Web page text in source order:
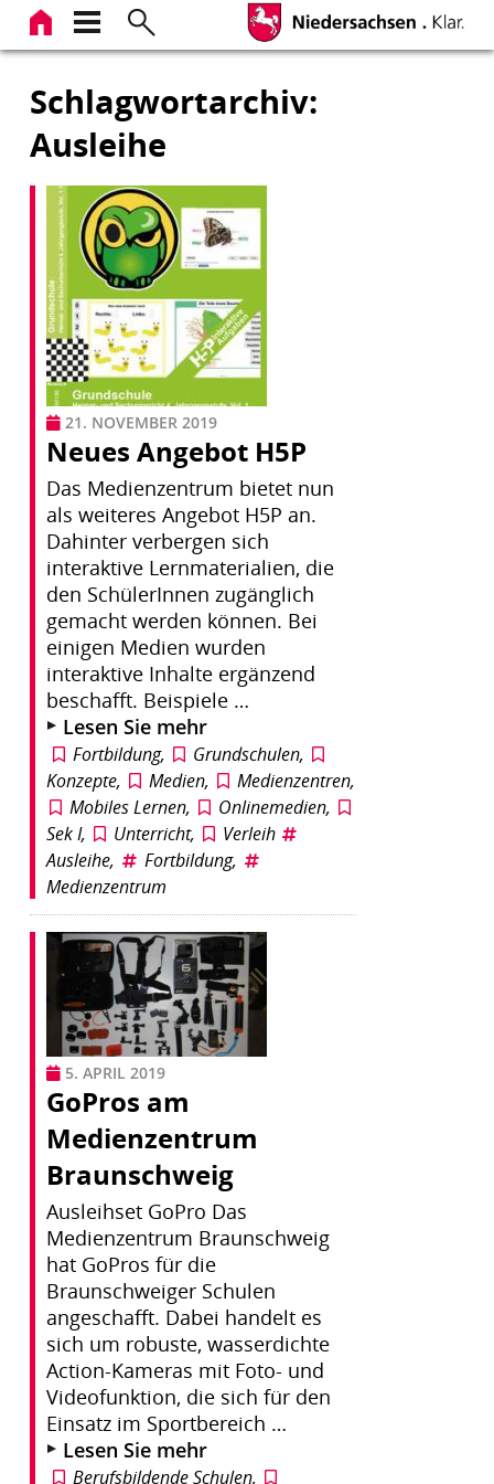
Zum
Inhalt
Schlagwortarchiv:
Ausleihe
21. NOVEMBER 2019
Neues Angebot H5P
Das Medienzentrum bietet nun
als weiteres Angebot H5P an.
Dahinter verbergen sich
interaktive Lernmaterialien, die
den SchülerInnen zugänglich
gemacht werden können. Bei
einigen Medien wurden
interaktive Inhalte ergänzend
beschafft. Beispiele …
Lesen Sie mehr
Fortbildung, Grundschulen,
Konzepte, Medien, Medienzentren,
Mobiles Lernen, Onlinemedien,
Sek I, Unterricht,
Verleih
Ausleihe, Fortbildung,
Medienzentrum
5. APRIL 2019
GoPros am
Medienzentrum
Braunschweig
Ausleihset GoPro Das
Medienzentrum Braunschweig
hat GoPros für die
Braunschweiger Schulen
angeschafft. Dabei handelt es
sich um robuste, wasserdichte
Action-Kameras mit Foto- und
Videofunktion, die sich für den
Einsatz im Sportbereich …
Lesen Sie mehr
Berufsbildende Schulen,